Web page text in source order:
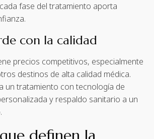
fase del tratamiento aporta
con la calidad
precios competitivos, especialmente
destinos de alta calidad médica.
un tratamiento con tecnología de
y respaldo sanitario a un